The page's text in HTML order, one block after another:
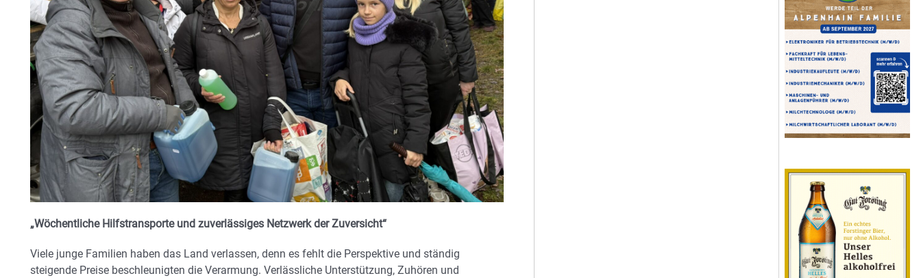
„Wöchentliche Hilfstransporte und zuverlässiges Netzwerk der Zuversicht“
Viele junge Familien haben das Land verlassen, denn es fehlt die Perspektive und ständig
steigende Preise beschleunigten die Verarmung. Verlässliche Unterstützung, Zuhören und